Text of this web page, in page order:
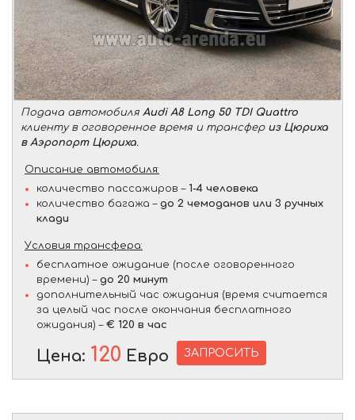
Подача автомобиля Audi A8 Long 50 TDI Quattro
клиенту в оговоренное время и трансфер из Цюриха
в Аэропорт Цюриха.
Описание автомобиля:
количество пассажиров – 1-4 человека
количество багажа – до 2 чемоданов или 3 ручных
клади
Условия трансфера:
бесплатное ожидание (после оговоренного
времени) – до 20 минут
дополнительный час ожидания (время считается
за целый час после окончания бесплатного
ожидания) – € 120 в час
Цена: 120 Евро ЗАПРОСИТЬ